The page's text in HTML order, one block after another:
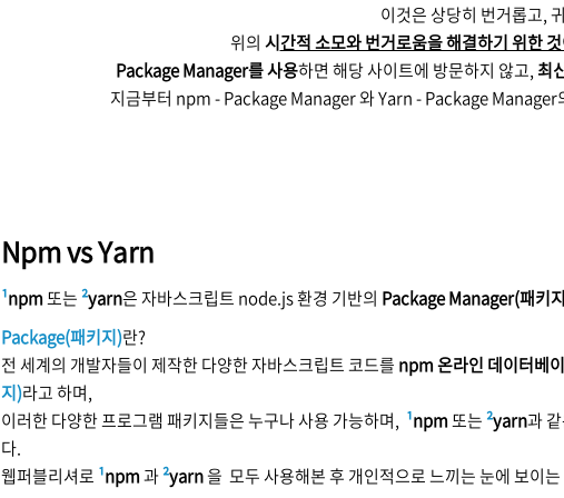
이것은 상당히 번거롭고,
위의 시간적 소모와 번거로움을 해결하기 위한
Package Manager를 사용하면 해당 사이트에 방문하지 않고, 최
지금부터 npm - Package Manager 와 Yarn - Package Manager
Npm vs Yarn
¹npm또는²yarn은 자바스크립트 node.js 환경 기반의 Package Manager(패키
Package(패키지)란?
전 세계의 개발자들이 제작한 다양한 자바스크립트 코드를 npm 온라인 데이터베
지)라고 하며,
이러한 다양한 프로그램 패키지들은 누구나 사용 가능하며, ¹npm또는²yarn과
다.
웹퍼블리셔로 ¹npm과²yarn을 모두 사용해본 후 개인적으로 느끼는 눈에 보이